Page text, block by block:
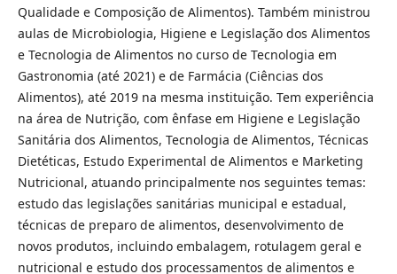
Qualidade e Composição de Alimentos). Também ministrou
aulas de Microbiologia, Higiene e Legislação dos Alimentos
e Tecnologia de Alimentos no curso de Tecnologia em
Gastronomia (até 2021) e de Farmácia (Ciências dos
Alimentos), até 2019 na mesma instituição. Tem experiência
na área de Nutrição, com ênfase em Higiene e Legislação
Sanitária dos Alimentos, Tecnologia de Alimentos, Técnicas
Dietéticas, Estudo Experimental de Alimentos e Marketing
Nutricional, atuando principalmente nos seguintes temas:
estudo das legislações sanitárias municipal e estadual,
técnicas de preparo de alimentos, desenvolvimento de
novos produtos, incluindo embalagem, rotulagem geral e
nutricional e estudo dos processamentos de alimentos e